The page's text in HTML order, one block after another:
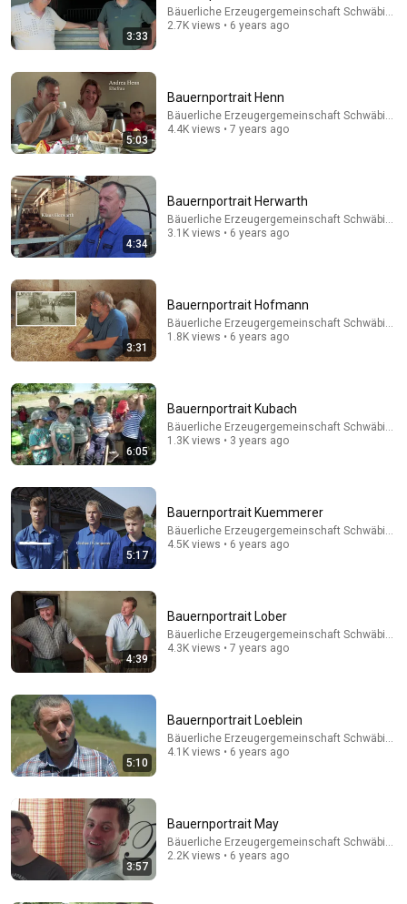
Terminal 6-yr-old asked Steve one question — he
cried for 10 minutes
Untold Human Stories and 6 more
Timelapse - Massive Orange Harvest | Selling at the
Country Market
Nhất Daily Farm
New
44K views
The Most Genius Restoration Methods! Pour paint
onto old rusty sword You'll be surprised the results
Restoration Tips
New 368K views
3:33
Bäuerliche Erzeugergemeinschaft Schwäbisch
2.7K views • 6 years ago
5:03
Bauernportrait Henn
Bäuerliche Erzeugergemeinschaft Schwäbisch
4.4K views • 7 years ago
4:34
Bauernportrait Herwarth
Bäuerliche Erzeugergemeinschaft Schwäbisch
3.1K views • 6 years ago
3:31
Bauernportrait Hofmann
Bäuerliche Erzeugergemeinschaft Schwäbisch
1.8K views • 6 years ago
6:05
Bauernportrait Kubach
Bäuerliche Erzeugergemeinschaft Schwäbisch
1.3K views • 3 years ago
5:17
Bauernportrait Kuemmerer
Bäuerliche Erzeugergemeinschaft Schwäbisch
4.5K views • 6 years ago
4:39
Bauernportrait Lober
Bäuerliche Erzeugergemeinschaft Schwäbisch
4.3K views • 7 years ago
5:10
Bauernportrait Loeblein
Bäuerliche Erzeugergemeinschaft Schwäbisch
4.1K views • 6 years ago
3:57
Bauernportrait May
Bäuerliche Erzeugergemeinschaft Schwäbisch
2.2K views • 6 years ago